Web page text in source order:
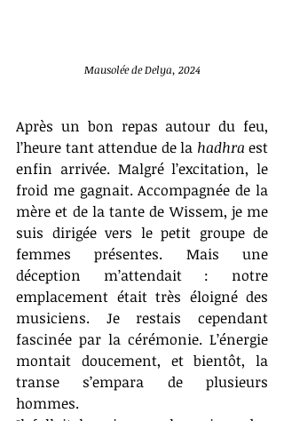
Mausolée de Delya, 2024
Après un bon repas autour du feu,
l’heure tant attendue de la hadhra est
enfin arrivée. Malgré l’excitation, le
froid me gagnait. Accompagnée de la
mère et de la tante de Wissem, je me
suis dirigée vers le petit groupe de
femmes présentes. Mais une
déception m’attendait : notre
emplacement était très éloigné des
musiciens. Je restais cependant
fascinée par la cérémonie. L’énergie
montait doucement, et bientôt, la
transe s’empara de plusieurs
hommes.